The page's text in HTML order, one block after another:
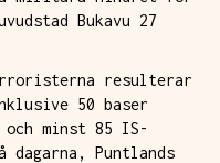
Bukavu 27
resulterar
50 baser
och minst 85 IS-
Puntlands